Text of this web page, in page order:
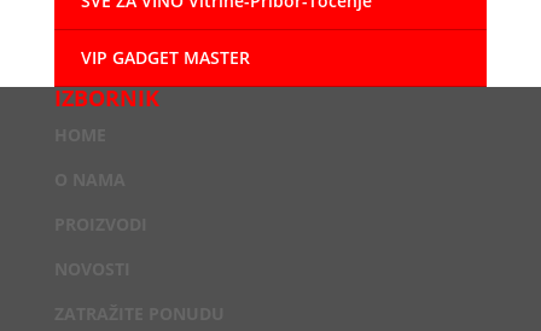
VIP GADGET MASTER
IZBORNIK